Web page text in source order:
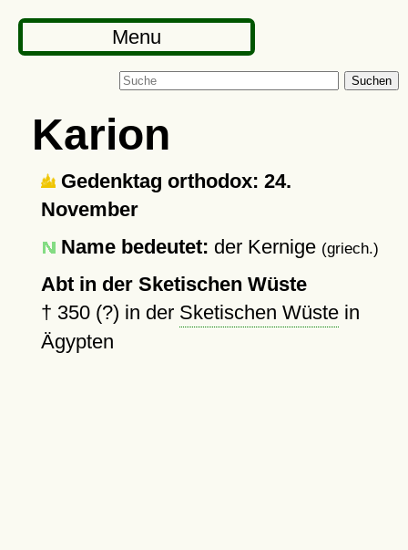
Menu
Suchen
Karion
Gedenktag orthodox: 24.
November
Name bedeutet: der Kernige (griech.)
Abt in der Sketischen Wüste
† 350 (?) in der Sketischen Wüstein
Ägypten